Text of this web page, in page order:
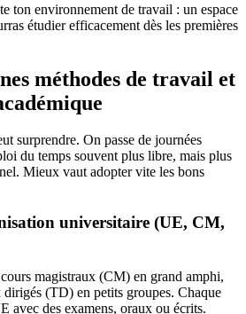
ton environnement de travail : un espace
étudier efficacement dès les premières
méthodes de travail et
surprendre. On passe de journées
du temps souvent plus libre, mais plus
Mieux vaut adopter vite les bons
universitaire (UE, CM,
magistraux (CM) en grand amphi,
dirigés (TD) en petits groupes. Chaque
avec des examens, oraux ou écrits.